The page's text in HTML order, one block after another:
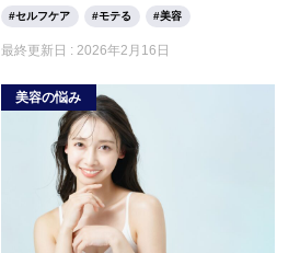
努力が必要なものではなく、日常の小さな
積み重ねから始められます。今回は、自信
がない方でも取り組みやすい男磨きのメリ
セルフケア モテる 美容
最終更新日 : 2026年2月16日
美容の悩み